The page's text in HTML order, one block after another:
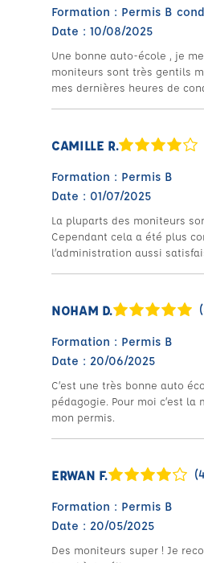
Formation : Permis B
Date : 10/08/2025
Une bonne auto-école , je
moniteurs sont très gentils
mes dernières heures de
CAMILLE R.
Formation : Permis B
Date : 01/07/2025
La pluparts des moniteurs
Cependant cela a été plus
l’administration aussi
NOHAM D.
Formation : Permis B
Date : 20/06/2025
C’est une très bonne auto
pédagogie. Pour moi c’est
mon permis.
ERWAN F.
Formation : Permis B
Date : 20/05/2025
Des moniteurs super ! Je